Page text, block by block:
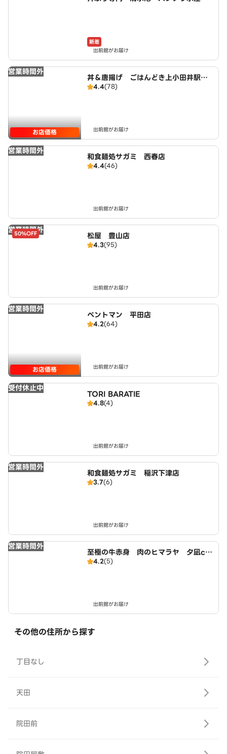
新着
出前館がお届け
営業時間外
お店価格
丼＆唐揚げ ごはんどき上小田井駅前
店4.4(78)
出前館がお届け
営業時間外
和食麺処サガミ 西春店
4.4(46)
出前館がお届け
営業時間外
50%OFF 松屋 豊山店
4.3(95)
出前館がお届け
営業時間外
お店価格
ベントマン 平田店
4.2(64)
出前館がお届け
受付休止中
TORI BARATIE
4.8(4)
出前館がお届け
営業時間外
和食麺処サガミ 稲沢下津店
3.7(6)
出前館がお届け
営業時間外
至極の牛赤身 肉のヒマラヤ 夕凪cr
ab店
4.2(5)
出前館がお届け
その他の住所から探す
丁目なし
天田
院田前